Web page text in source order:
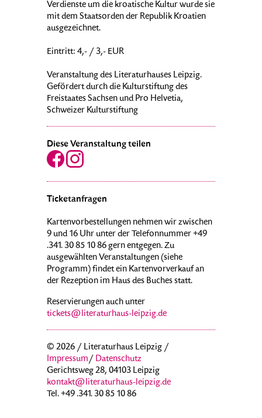
Verdienste um die kroatische Kultur wurde sie
mit dem Staatsorden der Republik Kroatien
ausgezeichnet.
Eintritt: 4,- / 3,- EUR
Veranstaltung des Literaturhauses Leipzig.
Gefördert durch die Kulturstiftung des
Freistaates Sachsen und Pro Helvetia,
Schweizer Kulturstiftung
Diese Veranstaltung teilen
Ticketanfragen
Kartenvorbestellungen nehmen wir zwischen
9 und 16 Uhr unter der Telefonnummer +49
.341. 30 85 10 86 gern entgegen. Zu
ausgewählten Veranstaltungen (siehe
Programm) findet ein Kartenvorverkauf an
der Rezeption im Haus des Buches statt.
Reservierungen auch unter
tickets@literaturhaus-leipzig.de
© 2026 / Literaturhaus Leipzig /
Impressum/ Datenschutz
Gerichtsweg 28, 04103 Leipzig
kontakt@literaturhaus-leipzig.de
Tel. +49 .341. 30 85 10 86